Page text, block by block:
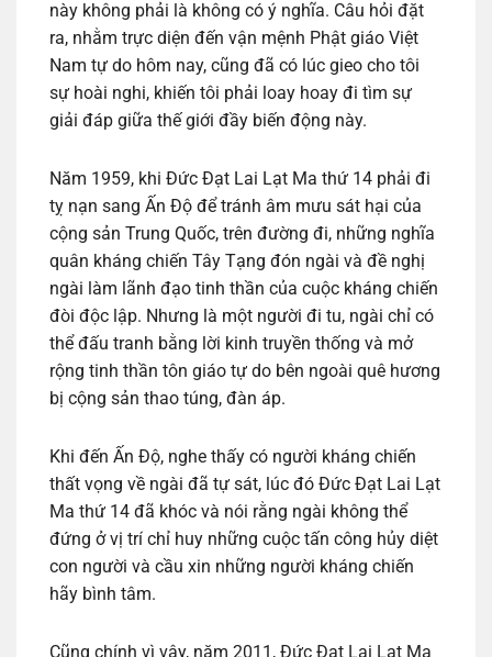
này không phải là không có ý nghĩa. Câu hỏi đặt
ra, nhằm trực diện đến vận mệnh Phật giáo Việt
Nam tự do hôm nay, cũng đã có lúc gieo cho tôi
sự hoài nghi, khiến tôi phải loay hoay đi tìm sự
giải đáp giữa thế giới đầy biến động này.
Năm 1959, khi Đức Đạt Lai Lạt Ma thứ 14 phải đi
tỵ nạn sang Ấn Độ để tránh âm mưu sát hại của
cộng sản Trung Quốc, trên đường đi, những nghĩa
quân kháng chiến Tây Tạng đón ngài và đề nghị
ngài làm lãnh đạo tinh thần của cuộc kháng chiến
đòi độc lập. Nhưng là một người đi tu, ngài chỉ có
thể đấu tranh bằng lời kinh truyền thống và mở
rộng tinh thần tôn giáo tự do bên ngoài quê hương
bị cộng sản thao túng, đàn áp.
Khi đến Ấn Độ, nghe thấy có người kháng chiến
thất vọng về ngài đã tự sát, lúc đó Đức Đạt Lai Lạt
Ma thứ 14 đã khóc và nói rằng ngài không thể
đứng ở vị trí chỉ huy những cuộc tấn công hủy diệt
con người và cầu xin những người kháng chiến
hãy bình tâm.
Cũng chính vì vậy, năm 2011, Đức Đạt Lai Lạt Ma